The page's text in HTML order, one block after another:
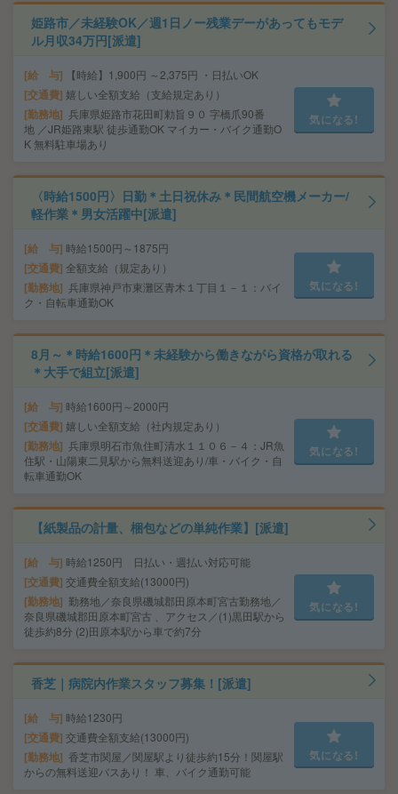
姫路市／未経験OK／週1日ノー残業デーがあってもモデ
ル月収34万円[派遣]
給 与 【時給】1,900円 ～2,375円 ・日払いOK
交通費 嬉しい全額支給（支給規定あり）
勤務地 兵庫県姫路市花田町勅旨９０ 字橋爪90番
地 ／JR姫路東駅 徒歩通勤OK マイカー・バイク通勤O
K 無料駐車場あり
気になる!
〈時給1500円〉日勤＊土日祝休み＊民間航空機メーカー/
軽作業＊男女活躍中[派遣]
給 与 時給1500円～1875円
交通費 全額支給（規定あり）
勤務地 兵庫県神戸市東灘区青木１丁目１－１：バイ
ク・自転車通勤OK
気になる!
8月～＊時給1600円＊未経験から働きながら資格が取れる
＊大手で組立[派遣]
給 与 時給1600円～2000円
交通費 嬉しい全額支給（社内規定あり）
勤務地 兵庫県明石市魚住町清水１１０６－４：JR魚
住駅・山陽東二見駅から無料送迎あり/車・バイク・自
転車通勤OK
気になる!
【紙製品の計量、梱包などの単純作業】[派遣]
給 与 時給1250円 日払い・週払い対応可能
交通費 交通費全額支給(13000円)
勤務地 勤務地／奈良県磯城郡田原本町宮古勤務地／
奈良県磯城郡田原本町宮古 、アクセス／(1)黒田駅から
徒歩約8分 (2)田原本駅から車で約7分
気になる!
香芝｜病院内作業スタッフ募集！[派遣]
給 与 時給1230円
交通費 交通費全額支給(13000円)
勤務地 香芝市関屋／関屋駅より徒歩約15分！関屋駅
からの無料送迎バスあり！ 車、バイク通勤可能
気になる!